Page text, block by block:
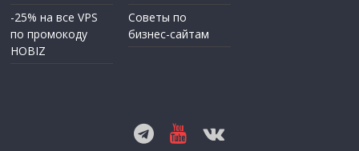
-25% на все VPS
по промокоду
HOBIZ
Советы по
бизнес-сайтам